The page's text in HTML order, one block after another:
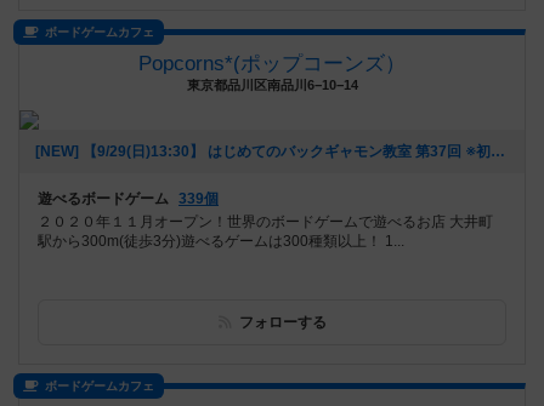
ボードゲームカフェ
Popcorns*(ポップコーンズ）
東京都品川区南品川6−10−14
[NEW] 【9/29(日)13:30】 はじめてのバックギャモン教室 第37回 ※初心者・おひとり様大歓迎！！ （2024年08月24日 21時44分）
遊べるボードゲーム 339個
２０２０年１１月オープン！世界のボードゲームで遊べるお店 大井町
駅から300m(徒歩3分) ​遊べるゲームは300種類以上！ 1...
フォローする
ボードゲームカフェ